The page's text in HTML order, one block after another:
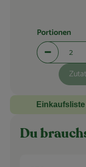
Portionen
Portionen
Einkaufsliste
Du